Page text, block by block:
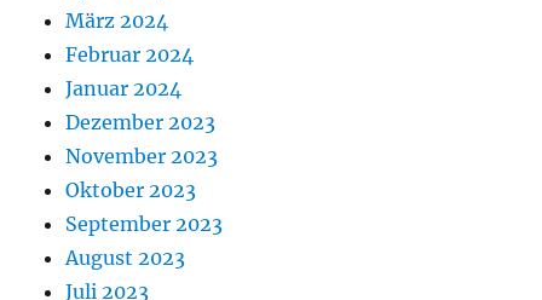
März 2024
Februar 2024
Januar 2024
Dezember 2023
November 2023
Oktober 2023
September 2023
August 2023
Juli 2023